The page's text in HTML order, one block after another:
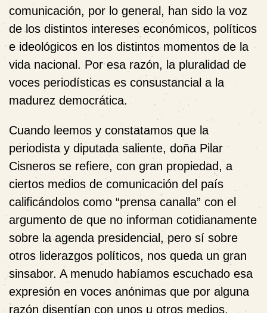
comunicación, por lo general, han sido la voz
de los distintos intereses económicos, políticos
e ideológicos en los distintos momentos de la
vida nacional. Por esa razón, la pluralidad de
voces periodísticas es consustancial a la
madurez democrática.
Cuando leemos y constatamos que la
periodista y diputada saliente, doña Pilar
Cisneros se refiere, con gran propiedad, a
ciertos medios de comunicación del país
calificándolos como “prensa canalla” con el
argumento de que no informan cotidianamente
sobre la agenda presidencial, pero sí sobre
otros liderazgos políticos, nos queda un gran
sinsabor. A menudo habíamos escuchado esa
expresión en voces anónimas que por alguna
razón disentían con unos u otros medios.